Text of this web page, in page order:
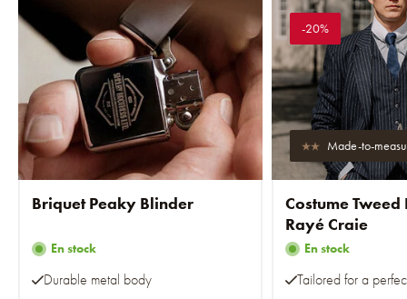
Briquet Peaky Blinder
En stock
Durable metal body
-20%
Made-to-
Costume
Rayé Craie
En stock
Tailored for a